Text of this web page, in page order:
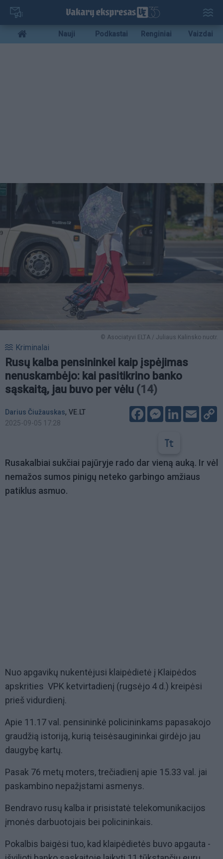
Pereiti
pagrindinį
turinį
Mobile
menu
Nauji Podkastai Renginiai Vaizdai
© Asociatyvi ELTA / Juliaus Kalinsko nuotr.
Kriminalai
Rusų kalba pensininkei kaip įspėjimas
nenuskambėjo: kai pasitikrino banko
sąskaitą, jau buvo per vėlu (14)
Darius Čiužauskas, VE.LT
2025-09-05 17:28
FacebookMessenger
LinkedIn
Email
Rusakalbiai sukčiai pajūryje rado dar vieną auką. Ir vėl
nemažos sumos pinigų neteko garbingo amžiaus
patiklus asmuo.
Nuo apgavikų nukentėjusi klaipėdietė į Klaipėdos
apskrities VPK ketvirtadienį (rugsėjo 4 d.) kreipėsi
prieš vidurdienį.
Apie 11.17 val. pensininkė policininkams papasakojo
graudžią istoriją, kurią teisėsaugininkai girdėjo jau
daugybę kartų.
Pasak 76 metų moters, trečiadienį apie 15.33 val. jai
paskambino nepažįstami asmenys.
Bendravo rusų kalba ir prisistatė telekomunikacijos
įmonės darbuotojais bei policininkais.
Pokalbis baigėsi tuo, kad klaipėdietės buvo apgauta -